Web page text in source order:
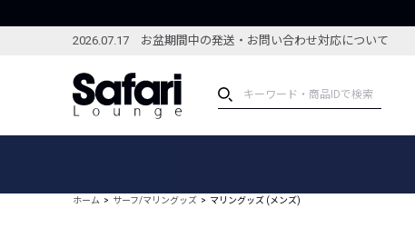
2026.07.17 お盆期間中の発送・お問い合わせ対応について
ブランドから探す
特集記事
ホーム サーフ/マリングッズ マリングッズ (メンズ)